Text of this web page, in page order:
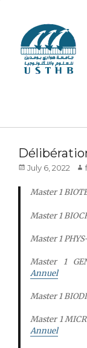
Posted
July 6, 2022
Master 1
Master 1
Master 1
Master 1
Annuel
Master 1
Master 1
Annuel